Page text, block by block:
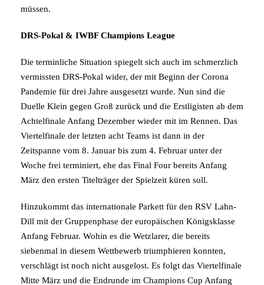
müssen.
DRS-Pokal & IWBF Champions League
Die terminliche Situation spiegelt sich auch im schmerzlich
vermissten DRS-Pokal wider, der mit Beginn der Corona
Pandemie für drei Jahre ausgesetzt wurde. Nun sind die
Duelle Klein gegen Groß zurück und die Erstligisten ab dem
Achtelfinale Anfang Dezember wieder mit im Rennen. Das
Viertelfinale der letzten acht Teams ist dann in der
Zeitspanne vom 8. Januar bis zum 4. Februar unter der
Woche frei terminiert, ehe das Final Four bereits Anfang
März den ersten Titelträger der Spielzeit küren soll.
Hinzukommt das internationale Parkett für den RSV Lahn-
Dill mit der Gruppenphase der europäischen Königsklasse
Anfang Februar. Wohin es die Wetzlarer, die bereits
siebenmal in diesem Wettbewerb triumphieren konnten,
verschlägt ist noch nicht ausgelost. Es folgt das Viertelfinale
Mitte März und die Endrunde im Champions Cup Anfang